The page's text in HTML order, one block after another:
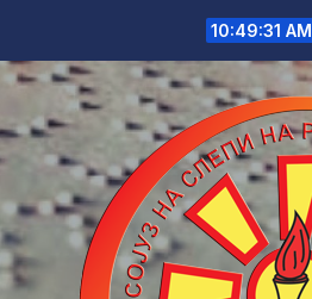
content
10:49:31 AM